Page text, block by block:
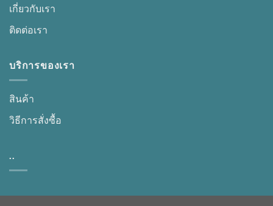
เกี่ยวกับเรา
ติดต่อเรา
บริการของเรา
สินค้า
วิธีการสั่งซื้อ
..